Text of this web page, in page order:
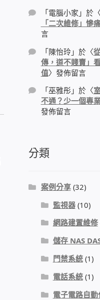
「電腦小家 」於〈
「二次維修」慘
言
「陳怡玲」於〈
傳，道不賤賣」
值〉發佈留言
「巫雅彤 」於〈
不通？少一個專
發佈留言
分類
案例分享(32)
監視器(10)
網路建置維修
儲存 NAS
門禁系統(1)
電話系統(1)
電子電路自動